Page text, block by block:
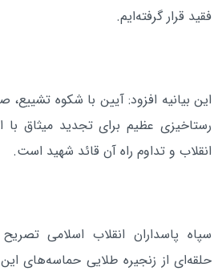
فقید قرار گرفته‌ایم.
این بیانیه افزود: آیین با شکوه
رستاخیزی عظیم برای تجدید میثاق با
انقلاب و تداوم راه آن قائد شهید است.
سپاه پاسداران انقلاب اسلامی
حلقه‌ای از زنجیره طلایی حماسه‌های